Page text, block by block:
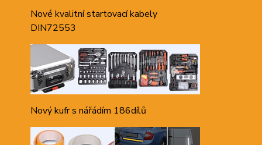
Nové kvalitní startovací kabely
DIN72553
Nový kufr s nářádím 186dílů